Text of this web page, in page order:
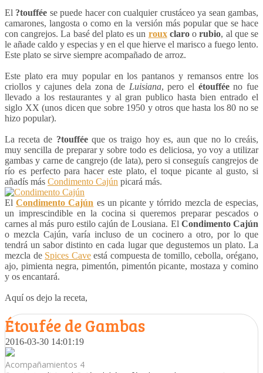
El ?touffée se puede hacer con cualquier crustáceo ya sean gambas,
camarones, langosta o como en la versión más popular que se hace
con cangrejos. La basé del plato es un rouxclaroorubio, al que se
le añade caldo y especias y en el que hierve el marisco a fuego lento.
Este plato se sirve siempre acompañado de arroz.
Este plato era muy popular en los pantanos y remansos entre los
criollos y cajunes dela zona de Luisiana, pero el étoufféeno fue
llevado a los restaurantes y al gran publico hasta bien entrado el
siglo XX (unos dicen que sobre 1950 y otros que hasta los 80 no se
hizo popular).
La receta de ?toufféeque os traigo hoy es, aun que no lo creáis,
muy sencilla de preparar y sobre todo es deliciosa, yo voy a utilizar
gambas y carne de cangrejo (de lata), pero si conseguís cangrejos de
río es perfecto para hacer este plato, el toque picante al gusto, si
añadís más Condimento Cajún picará más.
ElCondimento Cajún es un picante y tórrido mezcla de especias,
un imprescindible en la cocina si queremos preparar pescados o
carnes al más puro estilo cajún de Lousiana. El Condimento Cajún
o mezcla Cajún, varía incluso de un cocinero a otro, por lo que
tendrá un sabor distinto en cada lugar que degustemos un plato. La
mezcla de Spices Caveestá compuesta de tomillo, cebolla, orégano,
ajo, pimienta negra, pimentón, pimentón picante, mostaza y comino
y os encantará.
Aquí os dejo la receta,
Étoufée de Gambas
2016-03-30 14:01:19
Acompañamientos 4